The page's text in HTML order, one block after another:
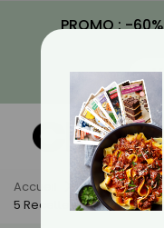
PROMO : -
Accueil Actus
5 Recettes De Smoothies